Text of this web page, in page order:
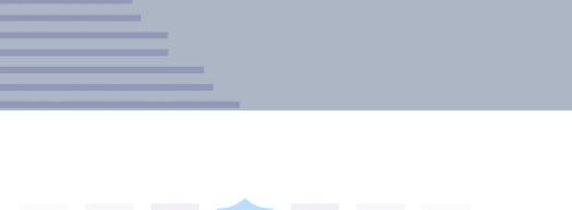
seltensten Vertrauen in